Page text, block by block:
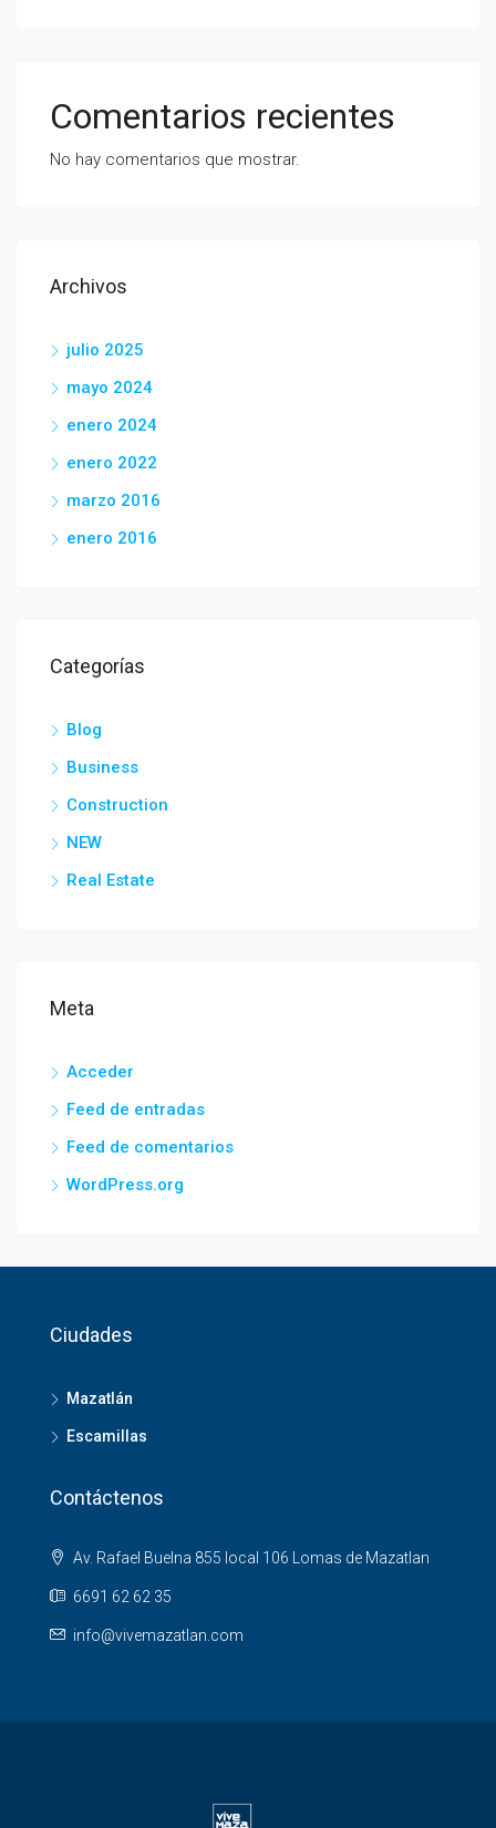
Comentarios recientes
No hay comentarios que mostrar.
Archivos
julio 2025
mayo 2024
enero 2024
enero 2022
marzo 2016
enero 2016
Categorías
Blog
Business
Construction
NEW
Real Estate
Meta
Acceder
Feed de entradas
Feed de comentarios
WordPress.org
Ciudades
Mazatlán
Escamillas
Contáctenos
Av. Rafael Buelna 855 local 106 Lomas de Mazatlan
6691 62 62 35
info@vivemazatlan.com